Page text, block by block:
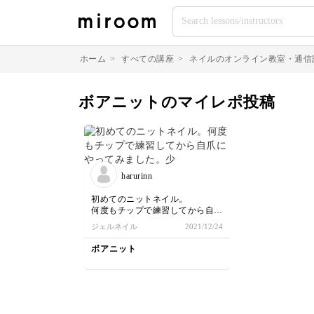
ホーム > すべての講座 > ネイルのオンライン教室・通信
ボアニットのマイレポ投稿
harurinn
初めてのニットネイル。
何度もチップで練習してから自爪
にやってみました。少し失敗のと
ころもあるけど、可愛くできたと
思います。
先生の説明が丁寧でわかりやすか
ジェルネイル 2021/12/24
ボアニット